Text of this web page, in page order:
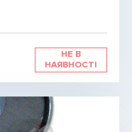
НЕ В
НАЯВНОСТІ